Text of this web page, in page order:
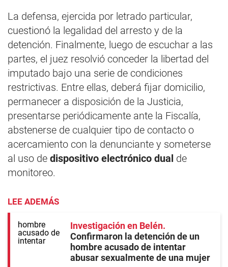
La defensa, ejercida por letrado particular,
cuestionó la legalidad del arresto y de la
detención. Finalmente, luego de escuchar a las
partes, el juez resolvió conceder la libertad del
imputado bajo una serie de condiciones
restrictivas. Entre ellas, deberá fijar domicilio,
permanecer a disposición de la Justicia,
presentarse periódicamente ante la Fiscalía,
abstenerse de cualquier tipo de contacto o
acercamiento con la denunciante y someterse
al uso de dispositivo electrónico dual de
monitoreo.
LEE ADEMÁS
Investigación en Belén
Confirmaron la detención de un
hombre acusado de intentar
abusar sexualmente de una mujer